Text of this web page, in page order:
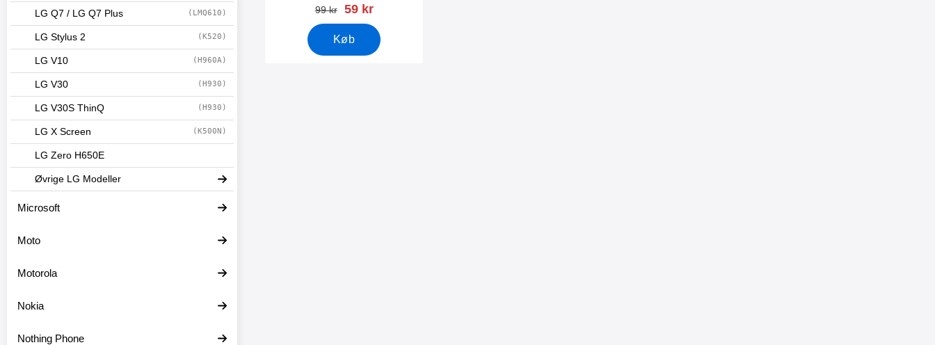
LG Q7 / LG Q7 Plus (LMQ610)
LG Stylus 2 (K520)
LG V10 (H960A)
LG V30 (H930)
LG V30S ThinQ (H930)
LG X Screen (K500N)
LG Zero H650E
Øvrige LG Modeller
Microsoft
Moto
Motorola
Nokia
Nothing Phone
pris
99 kr pris
59 kr
Køb